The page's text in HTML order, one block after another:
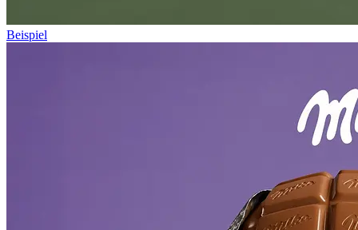
Beispiel